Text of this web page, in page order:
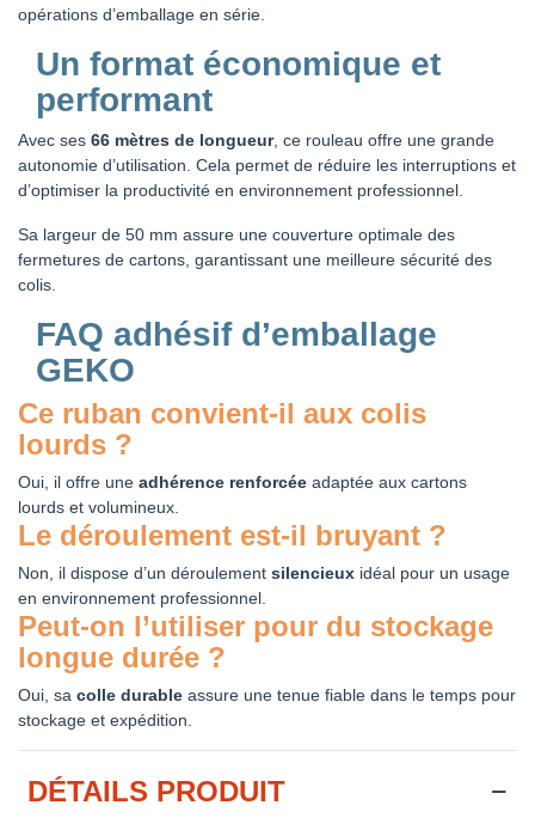
opérations d’emballage en série.
Un format économique et
performant
Avec ses 66 mètres de longueur, ce rouleau offre une grande
autonomie d’utilisation. Cela permet de réduire les interruptions et
d’optimiser la productivité en environnement professionnel.
Sa largeur de 50 mm assure une couverture optimale des
fermetures de cartons, garantissant une meilleure sécurité des
colis.
FAQ adhésif d’emballage
GEKO
Ce ruban convient-il aux colis
lourds ?
Oui, il offre une adhérence renforcée adaptée aux cartons
lourds et volumineux.
Le déroulement est-il bruyant ?
Non, il dispose d’un déroulement silencieux idéal pour un usage
en environnement professionnel.
Peut-on l’utiliser pour du stockage
longue durée ?
Oui, sa colle durable assure une tenue fiable dans le temps pour
stockage et expédition.
DÉTAILS PRODUIT